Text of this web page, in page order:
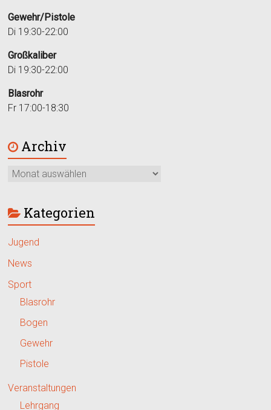
Gewehr/Pistole
Di 19:30-22:00
Großkaliber
Di 19:30-22:00
Blasrohr
Fr 17:00-18:30
Archiv
Kategorien
Jugend
News
Sport
Blasrohr
Bogen
Gewehr
Pistole
Veranstaltungen
Lehrgang